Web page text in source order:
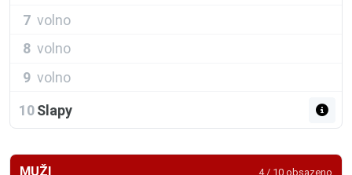
7 volno
8 volno
9 volno
10 Slapy
MUŽI 4 / 10 obsazeno